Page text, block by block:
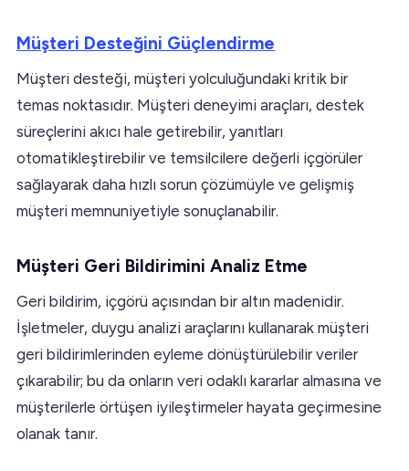
Müşteri Desteğini Güçlendirme
Müşteri desteği, müşteri yolculuğundaki kritik bir
temas noktasıdır. Müşteri deneyimi araçları, destek
süreçlerini akıcı hale getirebilir, yanıtları
otomatikleştirebilir ve temsilcilere değerli içgörüler
sağlayarak daha hızlı sorun çözümüyle ve gelişmiş
müşteri memnuniyetiyle sonuçlanabilir.
Müşteri Geri Bildirimini Analiz Etme
Geri bildirim, içgörü açısından bir altın madenidir.
İşletmeler, duygu analizi araçlarını kullanarak müşteri
geri bildirimlerinden eyleme dönüştürülebilir veriler
çıkarabilir; bu da onların veri odaklı kararlar almasına ve
müşterilerle örtüşen iyileştirmeler hayata geçirmesine
olanak tanır.